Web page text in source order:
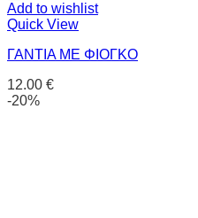
Add to wishlist
Quick View
ΓΑΝΤΙΑ ΜΕ ΦΙΟΓΚΟ
12.00 €
-20%